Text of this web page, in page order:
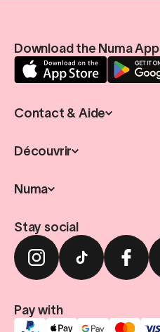
Download the Numa App
Contact & Aide
Découvrir
Numa
Stay social
Pay with